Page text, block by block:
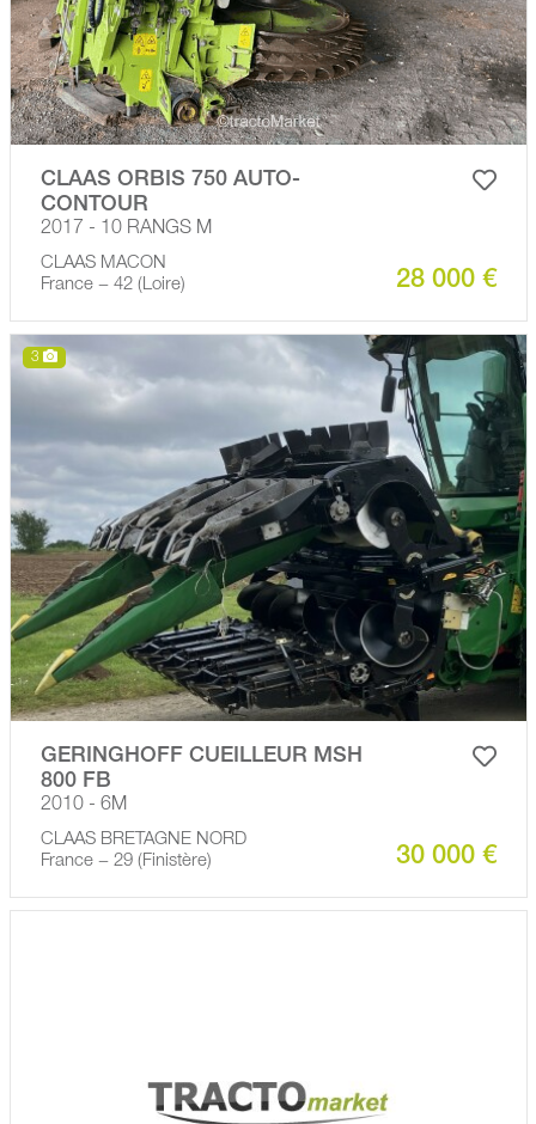
CLAAS ORBIS 750 AUTO-
CONTOUR
2017 - 10 RANGS M
CLAAS MACON
France − 42 (Loire)
28 000 €
3
GERINGHOFF CUEILLEUR MSH
800 FB
2010 - 6M
CLAAS BRETAGNE NORD
France − 29 (Finistère)
30 000 €